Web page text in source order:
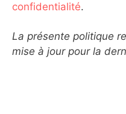
confidentialité.
La présente politique
mise à jour pour la